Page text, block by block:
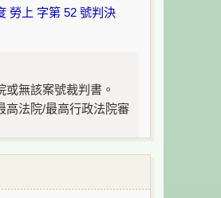
勞上 字第 52 號判決
或無該案號裁判書。
高法院/最高行政法院審